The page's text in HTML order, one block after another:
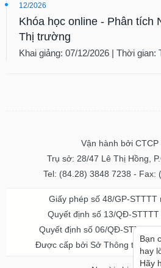
12/2026
Khóa học online - Phân tích
Thị trường
Khai giảng: 07/12/2026 | Thời gian:
Vận hành bởi CTCP
Trụ sở: 28/47 Lê Thị Hồng,
Tel: (84.28) 3848 7238 - Fax:
Giấy phép số 48/GP-STTTT
Quyết định số 13/QĐ-
Quyết định số 06/QĐ-STTTT-
Được cấp bởi Sở Thông tin và
Bạn
hay
Hãy